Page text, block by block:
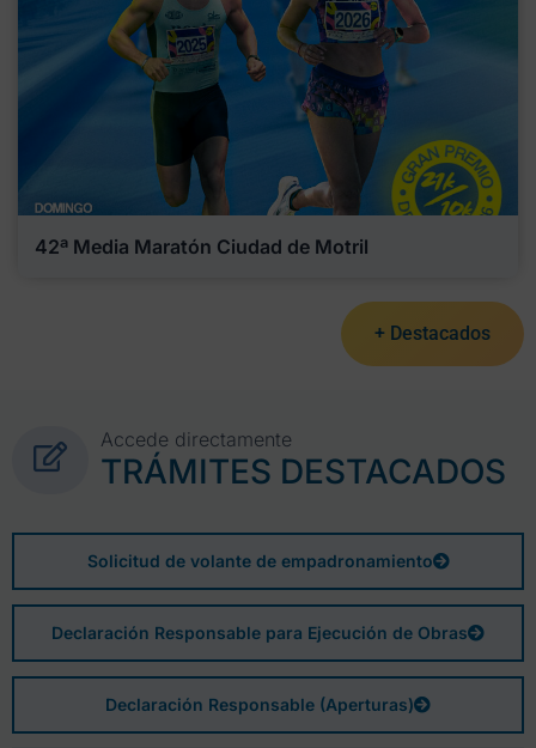
42ª Media Maratón Ciudad de Motril
+ Destacados
Accede directamente
TRÁMITES DESTACADOS
Solicitud de volante de empadronamiento
Declaración Responsable para Ejecución de Obras
Declaración Responsable (Aperturas)